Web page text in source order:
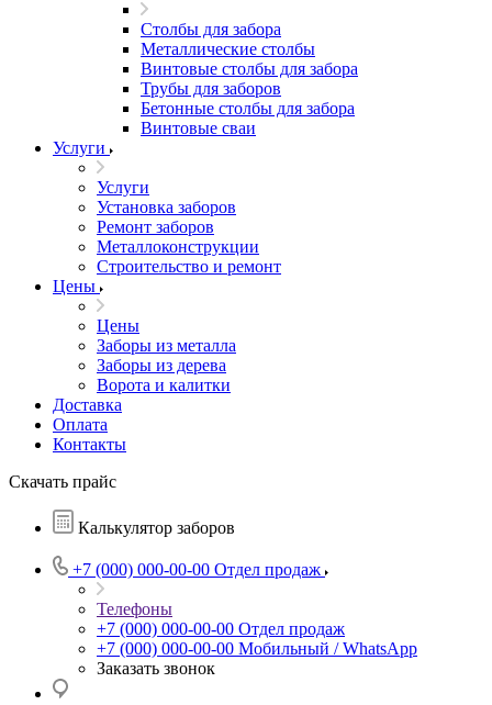
Столбы для забора
Металлические столбы
Винтовые столбы для забора
Трубы для заборов
Бетонные столбы для забора
Винтовые сваи
Услуги
Услуги
Установка заборов
Ремонт заборов
Металлоконструкции
Строительство и ремонт
Цены
Цены
Заборы из металла
Заборы из дерева
Ворота и калитки
Доставка
Оплата
Контакты
Скачать прайс
Калькулятор заборов
+7 (000) 000-00-00 Отдел продаж
Телефоны
+7 (000) 000-00-00 Отдел продаж
+7 (000) 000-00-00 Мобильный / WhatsApp
Заказать звонок